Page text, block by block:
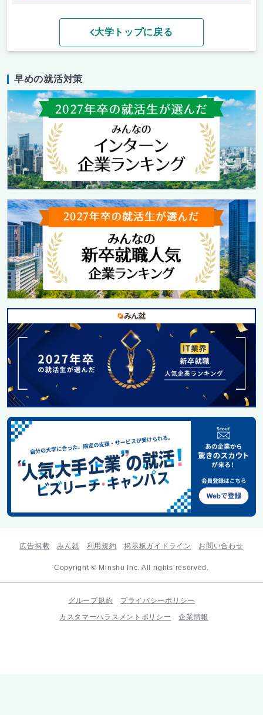
大学トップに戻る
早めの就活対策
広告掲載 みん就 利用規約 掲示板ガイドライン お問い合わせ
Copyright © Minshu Inc. All rights reserved.
グループ規約
プライバシーポリシー
カスタマーハラスメントポリシー
企業情報